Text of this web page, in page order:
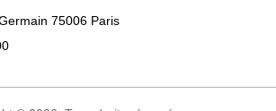
75006 Paris